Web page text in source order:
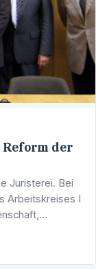
der
Juristerei. Bei
Arbeitskreises I